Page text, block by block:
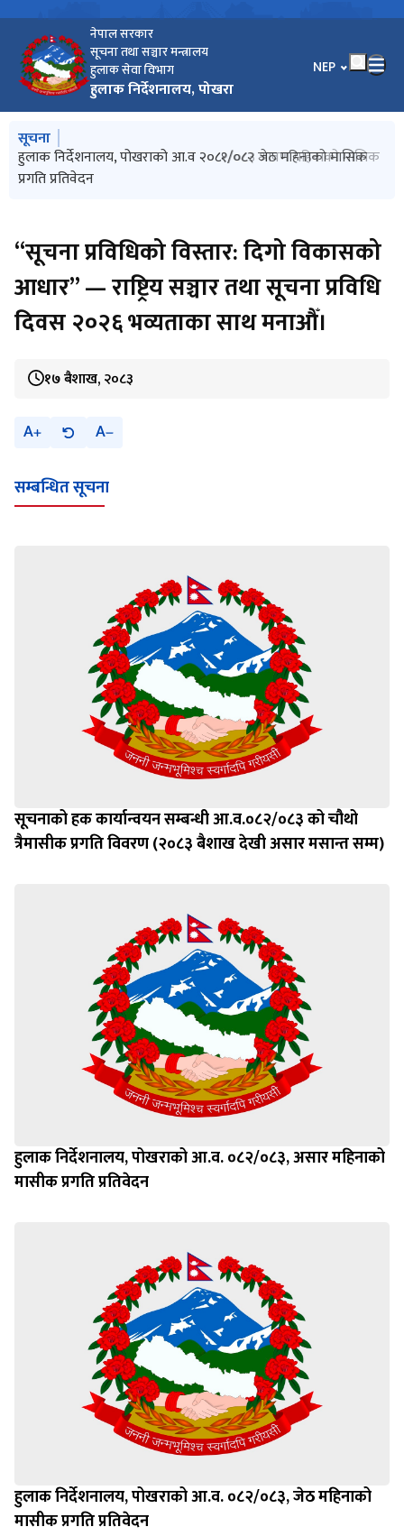
नेपाल सरकार
सूचना तथा सञ्चार मन्त्रालय
हुलाक सेवा विभाग
हुलाक निर्देशनालय, पोखरा
भाषा चयन गर्नुहोस्
NEP
मुख्य नेभिगेसनमा जानुहोस्
सूचना
हुलाक निर्देशनालय, पोखराको आ.व २०८१/०८२ जेठ महिनाको मासिक
प्रगति प्रतिवेदन
हुलाक निर्देशनालय, पोखराको आ.व २०८२/०८३ श्रावण महिनाको मासिक
प्रगति प्रतिवेदन
“सूचना प्रविधिको विस्तार: दिगो विकासको
आधार” — राष्ट्रिय सञ्चार तथा सूचना प्रविधि
दिवस २०२६ भव्यताका साथ मनाऔँ।
१७ बैशाख, २०८३
A A
सम्बन्धित सूचना
सूचनाको हक कार्यान्वयन सम्बन्धी आ.व.०८२/०८३ को चौथो
त्रैमासीक प्रगति विवरण (२०८३ बैशाख देखी असार मसान्त सम्म)
हुलाक निर्देशनालय, पोखराको आ.व. ०८२/०८३, असार महिनाको
मासीक प्रगति प्रतिवेदन
हुलाक निर्देशनालय, पोखराको आ.व. ०८२/०८३, जेठ महिनाको
मासीक प्रगति प्रतिवेदन